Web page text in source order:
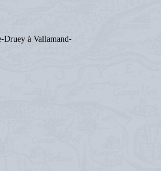
Druey à Vallamand-